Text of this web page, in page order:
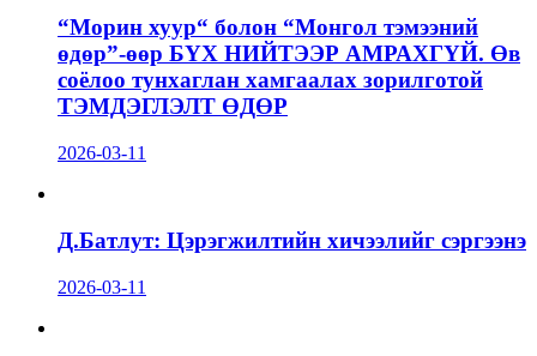
“Морин хуур“ болон “Монгол тэмээний
өдөр”-өөр БҮХ НИЙТЭЭР АМРАХГҮЙ. Өв
соёлоо тунхаглан хамгаалах зорилготой
ТЭМДЭГЛЭЛТ ӨДӨР
2026-03-11
Д.Батлут: Цэрэгжилтийн хичээлийг сэргээнэ
2026-03-11